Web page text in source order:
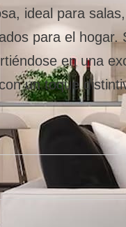
ideal para
para el
en una
un toque